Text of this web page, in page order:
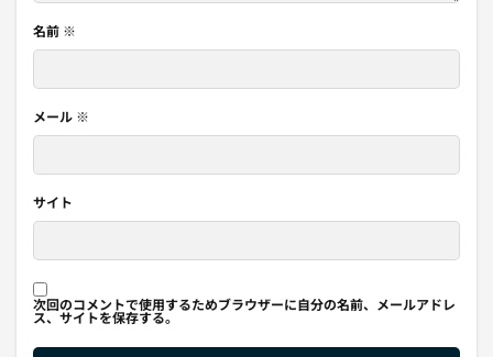
名前 ※
メール ※
サイト
次回のコメントで使用するためブラウザーに自分の名前、メールアドレ
ス、サイトを保存する。